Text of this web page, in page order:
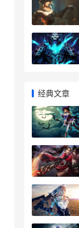
经典文章